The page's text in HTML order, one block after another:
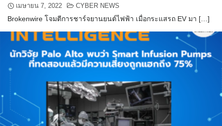
เมษายน 7, 2022 CYBER NEWS
Brokenwire โจมตีการชาร์จยานยนต์ไฟฟ้า เมื่อกระแสรถ EV มา […]